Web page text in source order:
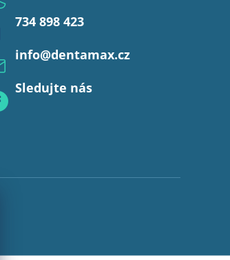
info@dentamax.cz
734 898 423
Sledujte nás